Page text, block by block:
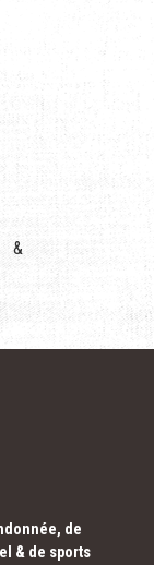
&
de
& de sports